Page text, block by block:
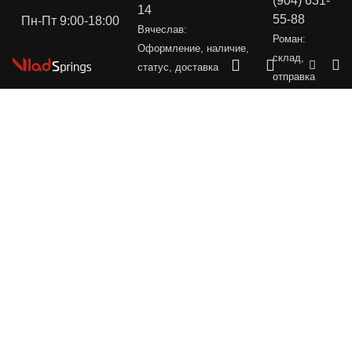
Пн-Пт 9:00-18:00
14
Вячеслав:
Оформление, наличие,
статус, доставка
55-88
Роман:
склад,
отправка